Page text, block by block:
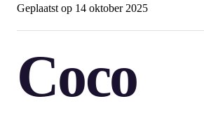
Geplaatst op 14 oktober 2025
Coco